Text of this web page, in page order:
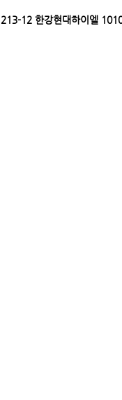
213-12 한강현대하이엘